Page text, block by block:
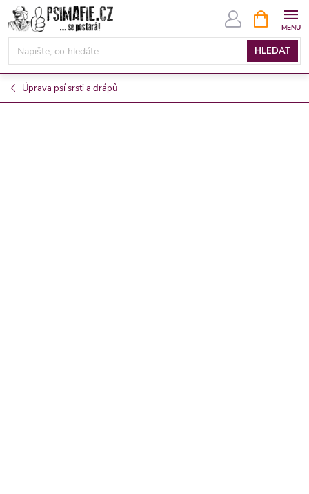
Přejít
na
obsah
HLEDAT
NÁKUPNÍ
KOŠÍK
Úprava psí srsti a drápů